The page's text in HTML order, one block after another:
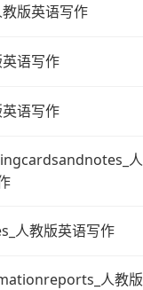
版英语写作
语写作
语写作
人
人教版英语写作
人教版